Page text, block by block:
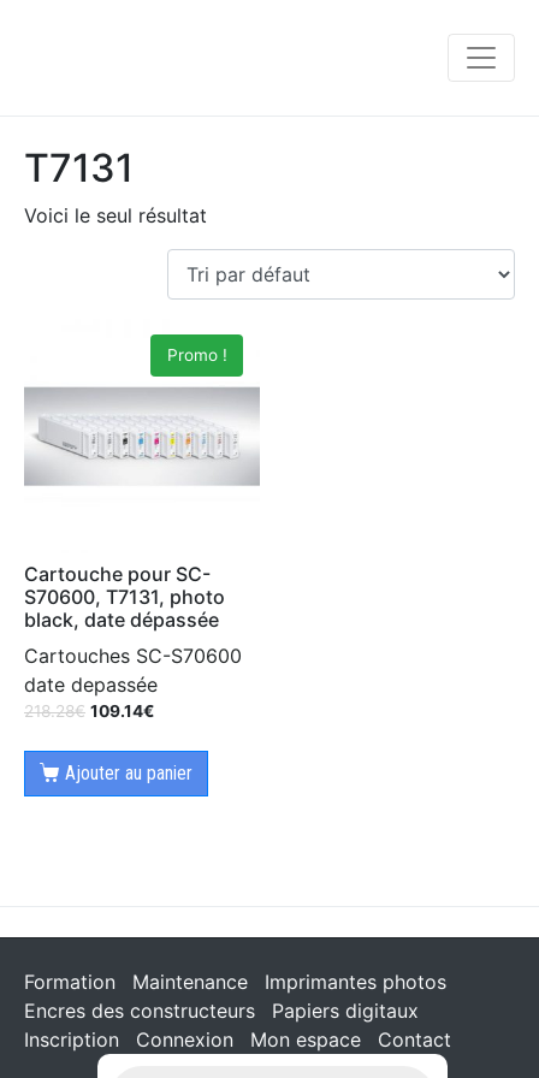
T7131
Voici le seul résultat
Promo !
Cartouche pour SC-
S70600, T7131, photo
black, date dépassée
Cartouches SC-S70600
date depassée
218.28€ 109.14€
Ajouter au panier
Formation Maintenance
Imprimantes photos
Encres des constructeurs
Papiers digitaux
Inscription
Connexion Mon espace Contact